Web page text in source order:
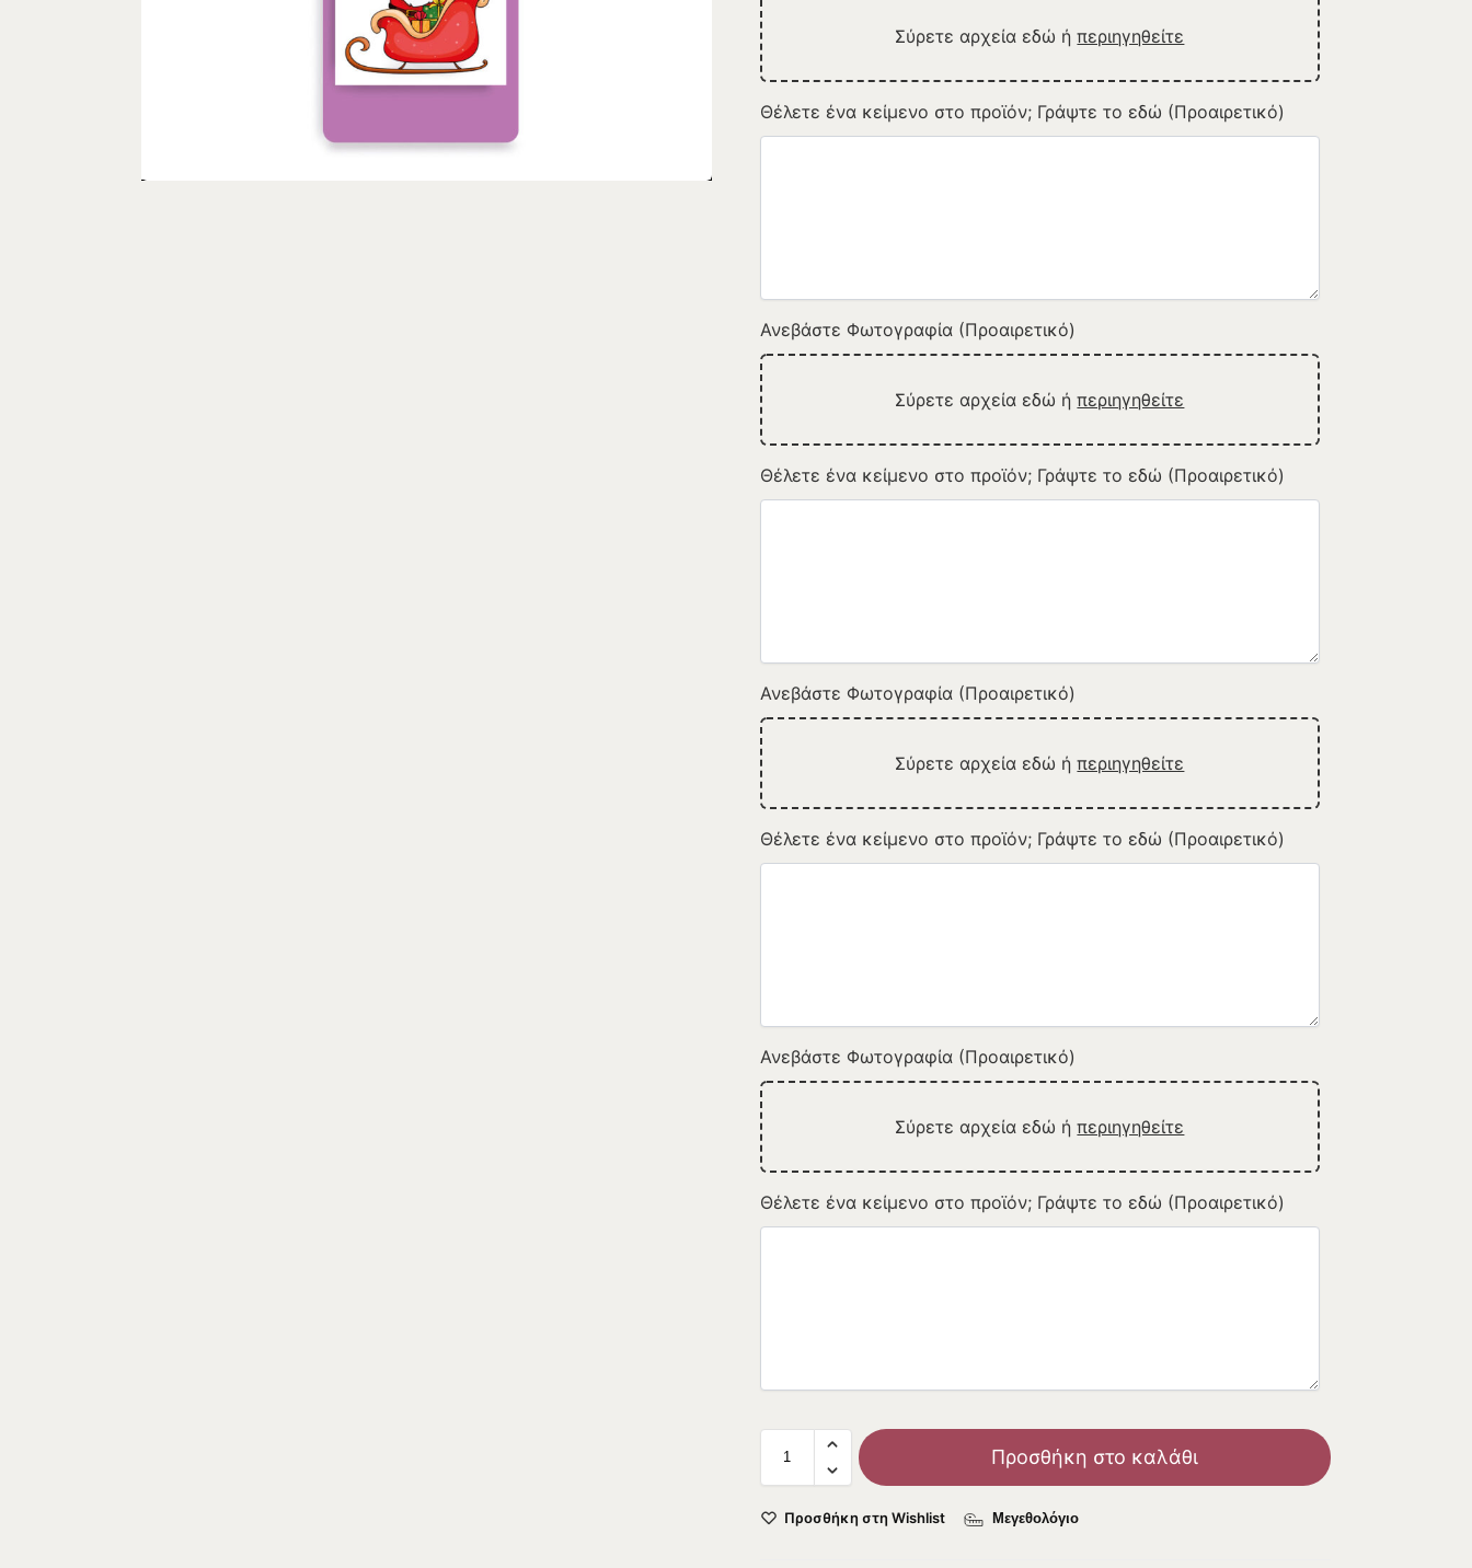
Σύρετε αρχεία εδώ ήπεριηγηθείτε
Θέλετε ένα κείμενο στο προϊόν; Γράψτε το εδώ (Προαιρετικό)
Ανεβάστε Φωτογραφία (Προαιρετικό)
Σύρετε αρχεία εδώ ήπεριηγηθείτε
Θέλετε ένα κείμενο στο προϊόν; Γράψτε το εδώ (Προαιρετικό)
Ανεβάστε Φωτογραφία (Προαιρετικό)
Σύρετε αρχεία εδώ ήπεριηγηθείτε
Θέλετε ένα κείμενο στο προϊόν; Γράψτε το εδώ (Προαιρετικό)
Ανεβάστε Φωτογραφία (Προαιρετικό)
Σύρετε αρχεία εδώ ήπεριηγηθείτε
Θέλετε ένα κείμενο στο προϊόν; Γράψτε το εδώ (Προαιρετικό)
Προσθήκη στο καλάθι
Προσθήκη στη Wishlist Μεγεθολόγιο